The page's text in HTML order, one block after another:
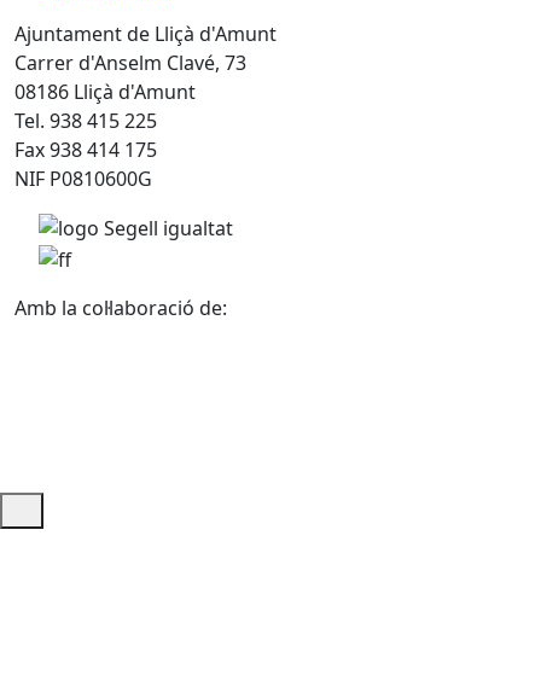
Ajuntament de Lliçà d'Amunt
Carrer d'Anselm Clavé, 73
08186 Lliçà d'Amunt
Tel. 938 415 225
Fax 938 414 175
NIF P0810600G
Amb la col·laboració de: